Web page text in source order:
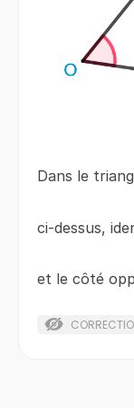
Dans le
ci-dessus,
et le côté